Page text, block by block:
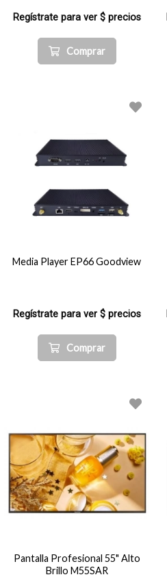
Regístrate para ver $ precios
Comprar
Media Player EP66 Goodview
Regístrate para ver $ precios
Comprar
Pantalla Profesional 55" Alto
Brillo M55SAR